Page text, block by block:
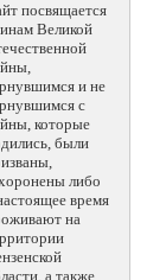
посвящается
Великой
и не
с
которые
были
либо
время
на
а также